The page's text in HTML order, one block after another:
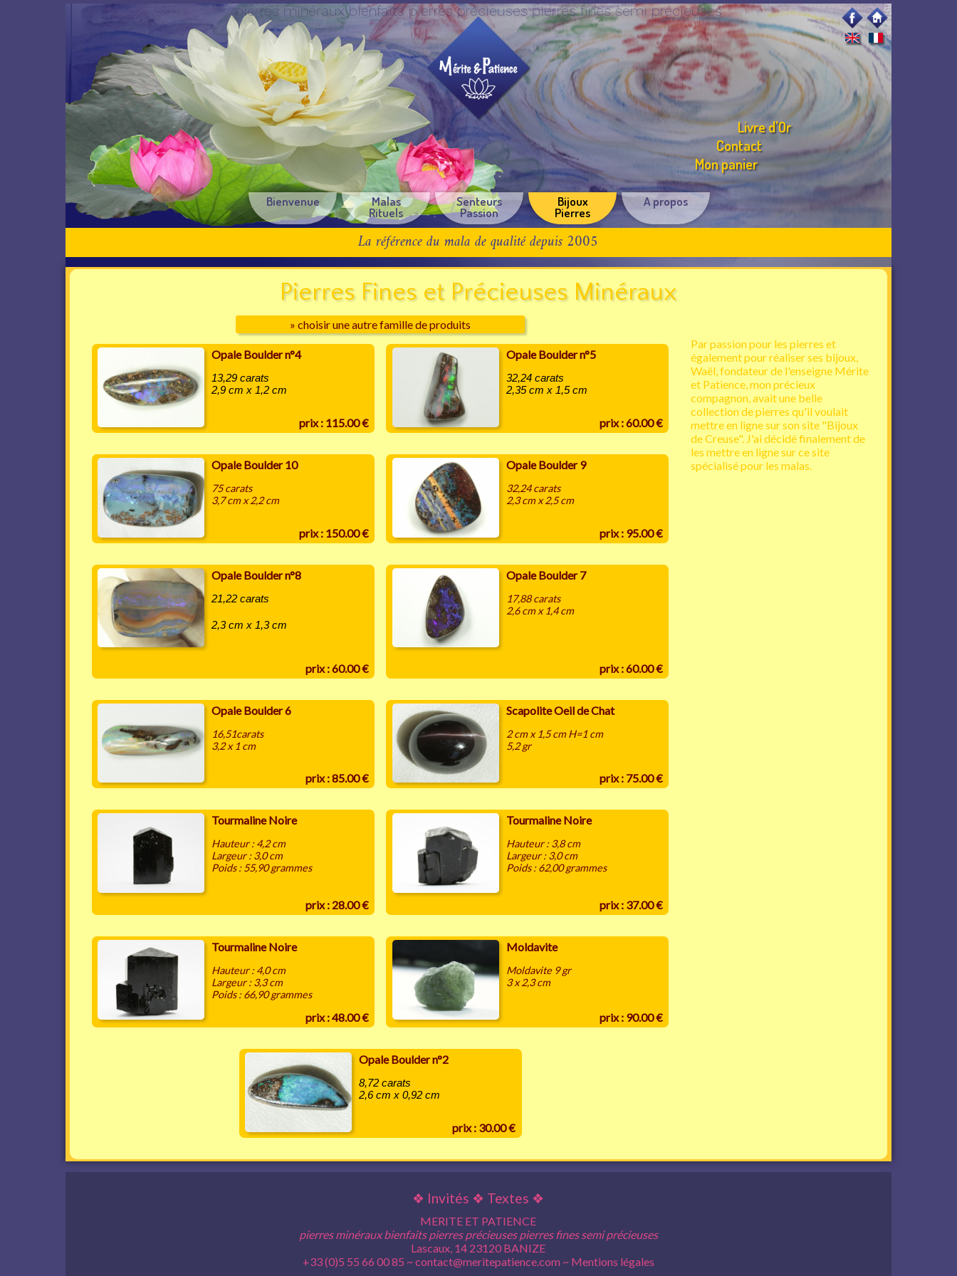
pierres minéraux bienfaits pierres précieuses pierres fines semi précieuses
Bienvenue Malas
Rituels
Senteurs
Passion
Bijoux
Pierres
A propos
Livre d'Or
Contact
Mon panier
La référence du mala de qualité depuis 2005
Pierres Fines et Précieuses Minéraux
Par passion pour les pierres et
également pour réaliser ses bijoux,
Waël, fondateur de l'enseigne Mérite
et Patience, mon précieux
compagnon, avait une belle
collection de pierres qu'il voulait
mettre en ligne sur son site "Bijoux
de Creuse". J'ai décidé finalement de
les mettre en ligne sur ce site
spécialisé pour les malas.
» choisir une autre famille de produits
Opale Boulder n°4
13,29 carats
2,9 cm x 1,2 cm
prix : 115.00 €
Opale Boulder n°5
32,24 carats
2,35 cm x 1,5 cm
prix : 60.00 €
Opale Boulder 10
75 carats
3,7 cm x 2,2 cm
prix : 150.00 €
Opale Boulder 9
32,24 carats
2,3 cm x 2,5 cm
prix : 95.00 €
Opale Boulder n°8
21,22 carats
2,3 cm x 1,3 cm
prix : 60.00 €
Opale Boulder 7
17,88 carats
2,6 cm x 1,4 cm
prix : 60.00 €
Opale Boulder 6
16,51carats
3,2 x 1 cm
prix : 85.00 €
Scapolite Oeil de Chat
2 cm x 1,5 cm H=1 cm
5,2 gr
prix : 75.00 €
Tourmaline Noire
Hauteur : 4,2 cm
Largeur : 3,0 cm
Poids : 55,90 grammes
prix : 28.00 €
Tourmaline Noire
Hauteur : 3,8 cm
Largeur : 3,0 cm
Poids : 62,00 grammes
prix : 37.00 €
Tourmaline Noire
Hauteur : 4,0 cm
Largeur : 3,3 cm
Poids : 66,90 grammes
prix : 48.00 €
Moldavite
Moldavite 9 gr
3 x 2,3 cm
prix : 90.00 €
Opale Boulder n°2
8,72 carats
2,6 cm x 0,92 cm
prix : 30.00 €
❖ Invités ❖ Textes ❖
MERITE ET PATIENCE
pierres minéraux bienfaits pierres précieuses pierres fines semi précieuses
Lascaux, 14 23120 BANIZE
+33 (0)5 55 66 00 85 ~contact@meritepatience.com ~ Mentions légales